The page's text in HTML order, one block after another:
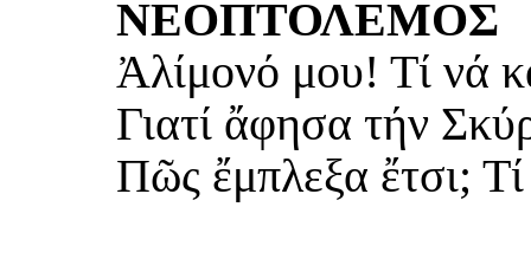
ΝΕΟΠΤΟΛΕΜΟΣ
Ἀλίμονό μου! Τί νά
Γιατί ἄφησα τήν
Πῶς ἔμπλεξα ἔτσι;